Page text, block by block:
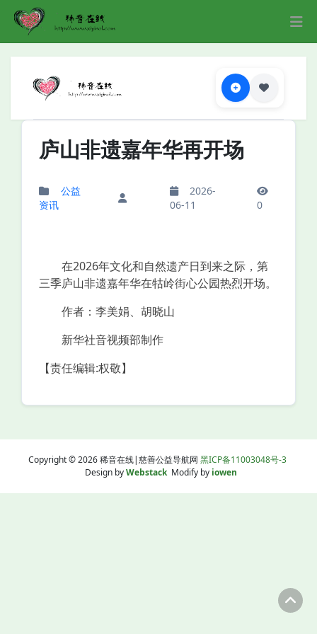
庐山非遗嘉年华再开场
公益
资讯
2026-
06-11
0
在2026年文化和自然遗产日到来之际，第
三季庐山非遗嘉年华在牯岭街心公园热烈开场。
作者：李美娟、胡晓山
新华社音视频部制作
【责任编辑:权敬】
Copyright © 2026 稀音在线|慈善公益导航网 黑ICP备11003048号-3
Design byWebstackModify by iowen